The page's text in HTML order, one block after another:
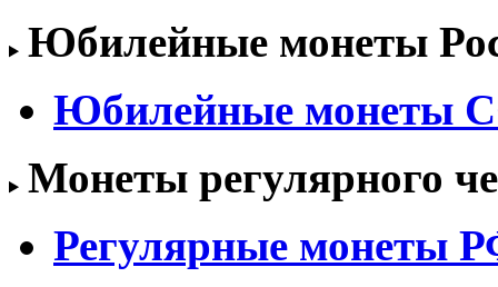
Юбилейные монеты
Юбилейные монеты
Монеты регулярного
Регулярные монеты